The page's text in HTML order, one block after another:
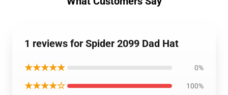
1 reviews for Spider 2099 Dad Hat
★★★★★ 0%
★★★★☆ 100%